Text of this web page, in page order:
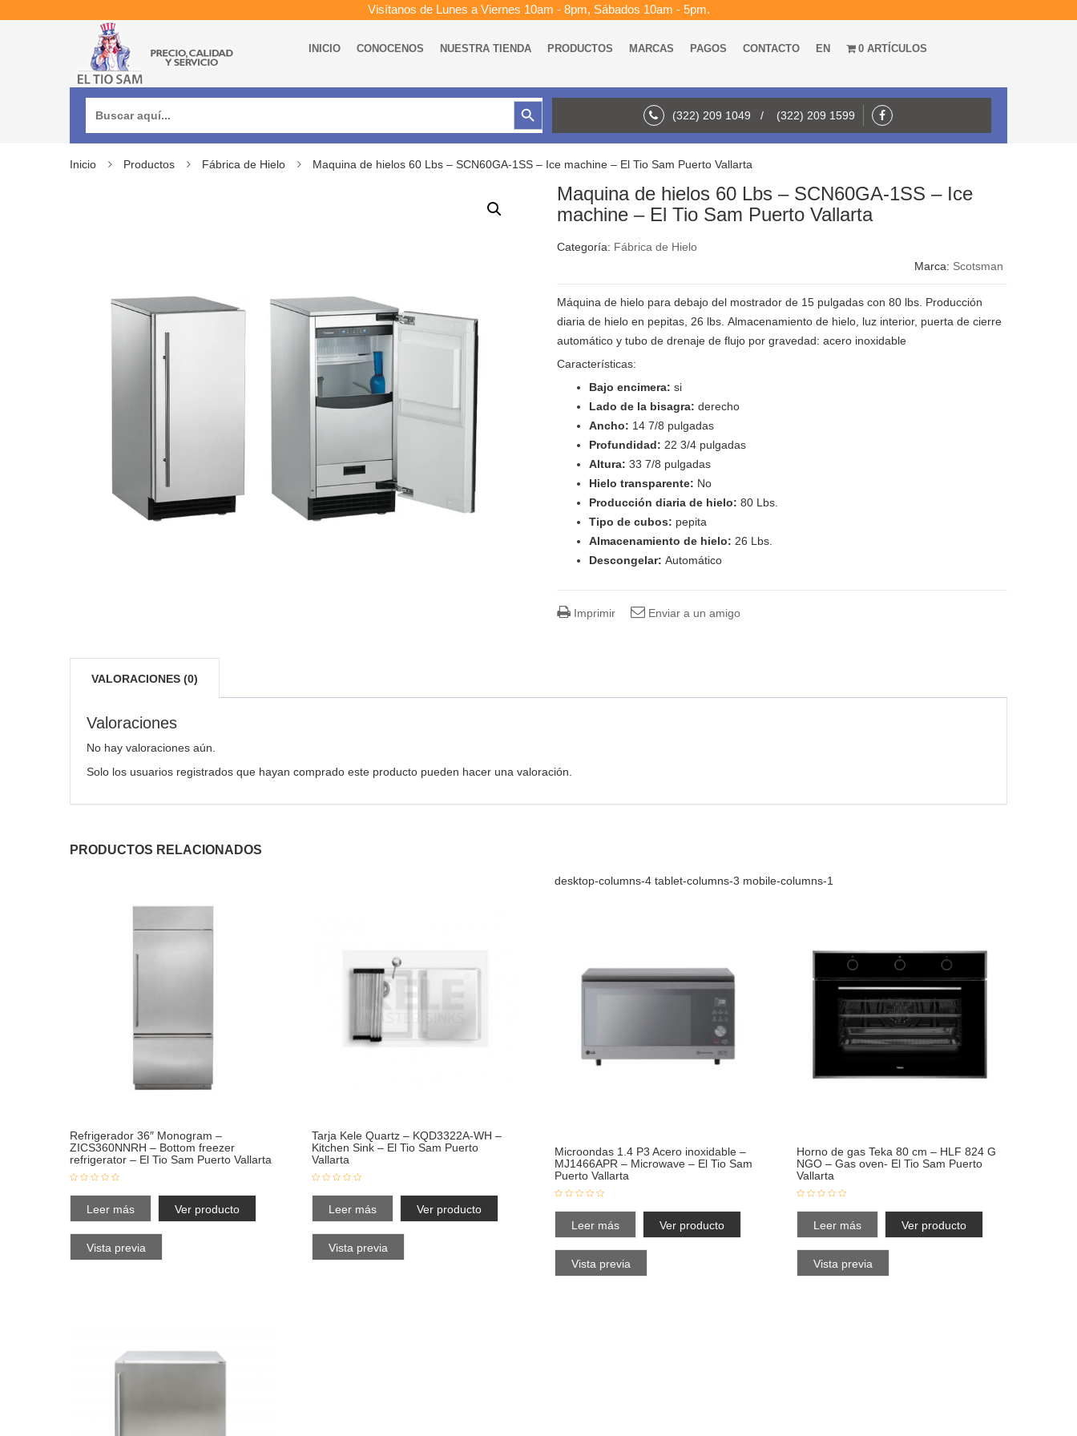
Visítanos de Lunes a Viernes 10am - 8pm, Sábados 10am - 5pm.
INICIO CONOCENOS NUESTRA TIENDA PRODUCTOS MARCAS PAGOS CONTACTO EN 0 ARTÍCULOS
Botón de búsqueda
(322) 209 1049 / (322) 209 1599
Inicio Productos Fábrica de Hielo Maquina de hielos 60 Lbs – SCN60GA-1SS – Ice machine – El Tio Sam Puerto Vallarta
Maquina de hielos 60 Lbs – SCN60GA-1SS – Ice
machine – El Tio Sam Puerto Vallarta
Categoría: Fábrica de Hielo
Marca: Scotsman
Máquina de hielo para debajo del mostrador de 15 pulgadas con 80 lbs. Producción
diaria de hielo en pepitas, 26 lbs. Almacenamiento de hielo, luz interior, puerta de cierre
automático y tubo de drenaje de flujo por gravedad: acero inoxidable
Características:
Bajo encimera:si
Lado de la bisagra:derecho
Ancho: 14 7/8 pulgadas
Profundidad: 22 3/4 pulgadas
Altura:33 7/8 pulgadas
Hielo transparente: No
Producción diaria de hielo:80 Lbs.
Tipo de cubos: pepita
Almacenamiento de hielo: 26 Lbs.
Descongelar:Automático
Imprimir Enviar a un amigo
VALORACIONES (0)
Valoraciones
No hay valoraciones aún.
Solo los usuarios registrados que hayan comprado este producto pueden hacer una valoración.
PRODUCTOS RELACIONADOS
desktop-columns-4 tablet-columns-3 mobile-columns-1
Refrigerador 36″ Monogram –
ZICS360NNRH – Bottom freezer
refrigerator – El Tio Sam Puerto Vallarta
Leer más Ver producto
Vista previa
Tarja Kele Quartz – KQD3322A-WH –
Kitchen Sink – El Tio Sam Puerto
Vallarta
Leer más Ver producto
Vista previa
Microondas 1.4 P3 Acero inoxidable –
MJ1466APR – Microwave – El Tio Sam
Puerto Vallarta
Leer más Ver producto
Vista previa
Horno de gas Teka 80 cm – HLF 824 G
NGO – Gas oven- El Tio Sam Puerto
Vallarta
Leer más Ver producto
Vista previa